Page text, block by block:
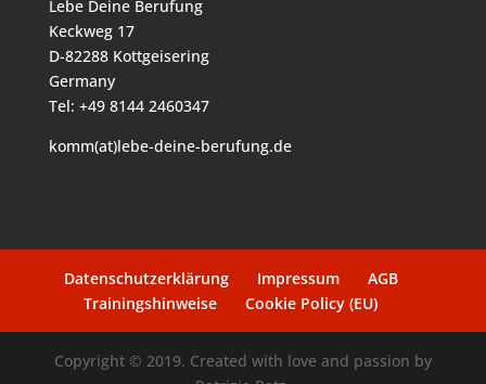
Lebe Deine Berufung
Keckweg 17
D-82288 Kottgeisering
Germany
Tel: +49 8144 2460347
komm(at)lebe-deine-berufung.de
Datenschutzerklärung Impressum
AGB
Trainingshinweise
Cookie Policy (EU)
Copyright © 2019. Created with love and passion by